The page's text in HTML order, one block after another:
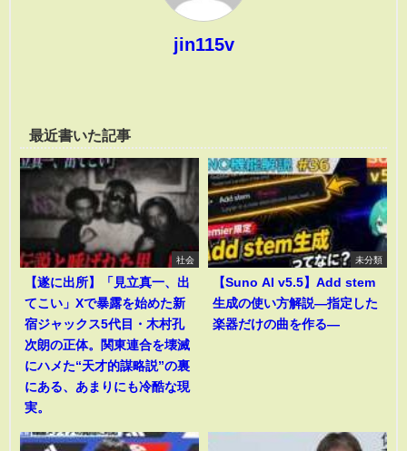
jin115v
最近書いた記事
社会
【遂に出所】「見立真一、出
てこい」Xで暴露を始めた新
宿ジャックス5代目・木村孔
次朗の正体。関東連合を壊滅
にハメた“天才的謀略説”の裏
にある、あまりにも冷酷な現
実。
未分類
【Suno AI v5.5】Add stem
生成の使い方解説―指定した
楽器だけの曲を作る―